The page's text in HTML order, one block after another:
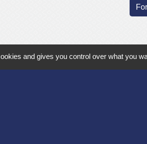
Liens
and gives you control over what you